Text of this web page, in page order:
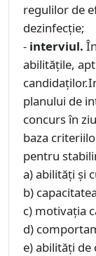
regulilor de
dezinfecție;
- interviul.
abilităţile,
planului de
concurs în
baza
pentru
a) abilităţi
b)
c)
d)
e) abilităţi